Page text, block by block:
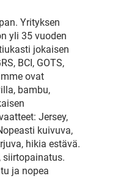
Yrityksen
yli 35 vuoden
jokaisen
BCI, GOTS,
ovat
bambu,
Jersey,
kuivuva,
hikia estävä.
siirtopainatus.
ja nopea